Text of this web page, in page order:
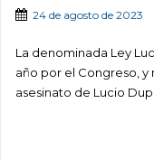
24 de agosto de 2023
La denominada Ley
año por el Congreso,
asesinato de Lucio